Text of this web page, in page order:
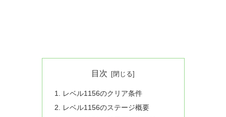
目次
レベル1156のクリア条件
レベル1156のステージ概要